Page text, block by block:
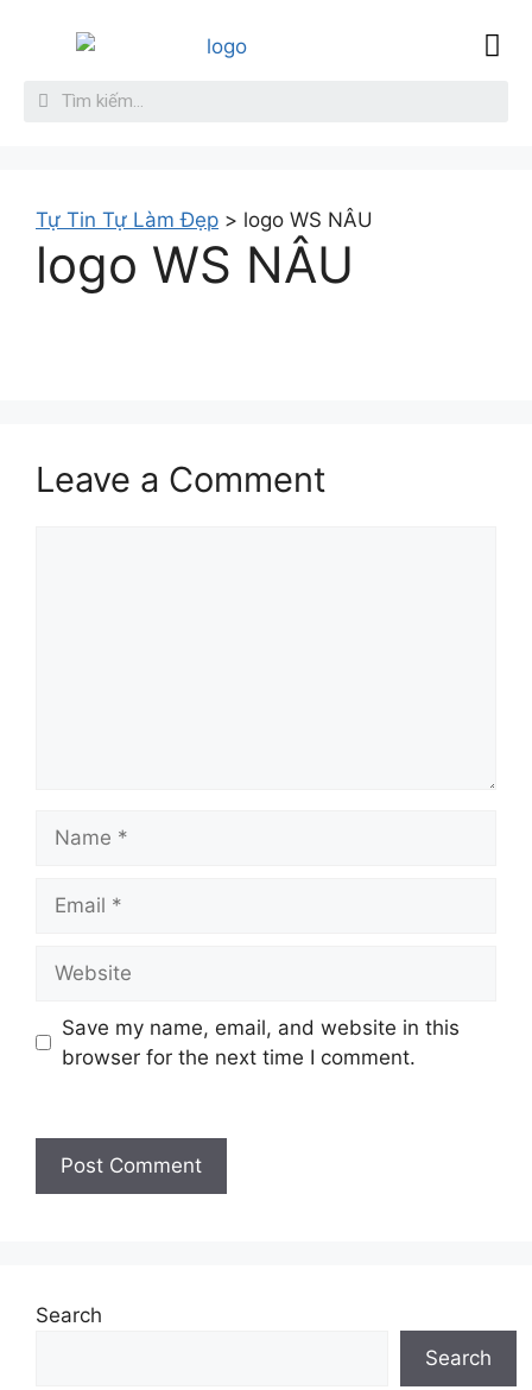
Tự Tin Tự Làm Đẹp > logo WS NÂU
logo WS NÂU
Leave a Comment
Save my name, email, and website in this
browser for the next time I comment.
Search
Search